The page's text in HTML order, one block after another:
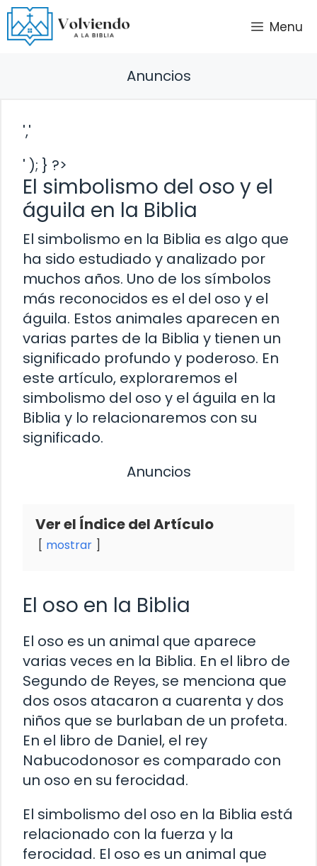
Saltar
al
contenido
Menu
Anuncios
','
' ); } ?>
El simbolismo del oso y el
águila en la Biblia
El simbolismo en la Biblia es algo que
ha sido estudiado y analizado por
muchos años. Uno de los símbolos
más reconocidos es el del oso y el
águila. Estos animales aparecen en
varias partes de la Biblia y tienen un
significado profundo y poderoso. En
este artículo, exploraremos el
simbolismo del oso y el águila en la
Biblia y lo relacionaremos con su
significado.
Anuncios
Ver el Índice del Artículo
mostrar
El oso en la Biblia
El oso es un animal que aparece
varias veces en la Biblia. En el libro de
Segundo de Reyes, se menciona que
dos osos atacaron a cuarenta y dos
niños que se burlaban de un profeta.
En el libro de Daniel, el rey
Nabucodonosor es comparado con
un oso en su ferocidad.
El simbolismo del oso en la Biblia está
relacionado con la fuerza y la
ferocidad. El oso es un animal que